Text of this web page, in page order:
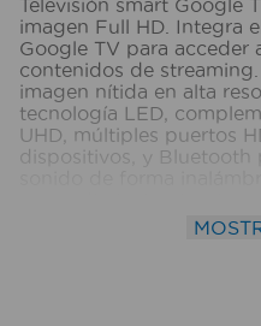
Televisión smart Google
imagen Full HD. Integra
Google TV para acceder
contenidos de
imagen nítida en alta
tecnología LED,
UHD, múltiples puertos
dispositivos, y Bluetooth
pierdas ningún detalle.
Medidas del producto